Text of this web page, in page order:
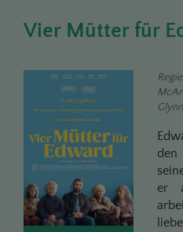
Vier Mütter für
Glynn
den
er